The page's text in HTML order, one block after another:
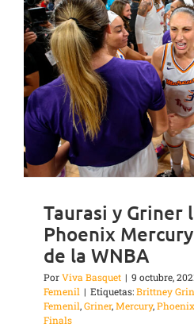
Taurasi y Griner
Phoenix
de la WNBA
PorViva Basquet | 9 octubre,
Femenil | Etiquetas:Brittney
Femenil,Griner,Mercury,
Finals